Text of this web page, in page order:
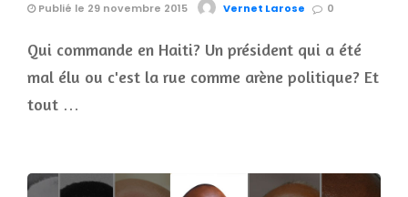
Publié le 29 novembre 2015 Vernet Larose 0
Qui commande en Haiti? Un président qui a été
mal élu ou c'est la rue comme arène politique? Et
tout …